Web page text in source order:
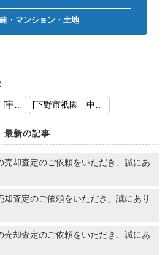
・マンション・土地
＜ 前の記事 [宇都宮市戸祭 中古戸建 売却査定のご依頼ありがとうございます！]
最新の記事
売却査定のご依頼をいただき、誠にあ
査定のご依頼をいただき、誠にあり
売却査定のご依頼をいただき、誠にあ